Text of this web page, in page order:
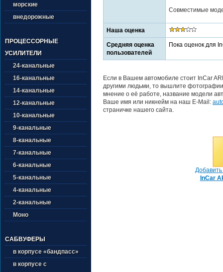
морские
внедорожные
ПРОЦЕССОРНЫЕ
УСИЛИТЕЛИ
24-канальные
16-канальные
14-канальные
12-канальные
10-канальные
9-канальные
8-канальные
7-канальные
6-канальные
5-канальные
4-канальные
2-канальные
Моно
САБВУФЕРЫ
в корпусе «бандпасс»
в корпусе с
Совместимые
Наша оценка
Средняя оценка
пользователей
Пока оценок для
Если в Вашем автомобиле стоит InCar
другими людьми, то вышлите
мнение о её работе, название модели
Ваше имя или никнейм на наш E-Mail:
страничке нашего сайта.
InCar